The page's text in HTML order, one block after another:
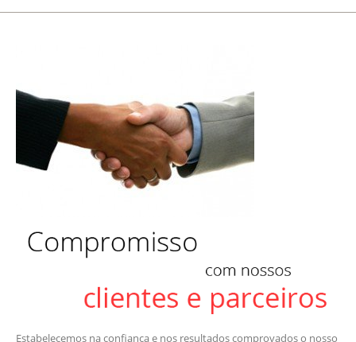
Estabelecemos na confiança e nos resultados comprovados o nosso